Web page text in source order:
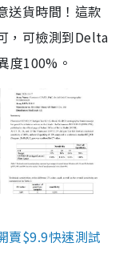
送貨時間！這款
，可檢測到Delta
度100%。
賣$9.9快速測試